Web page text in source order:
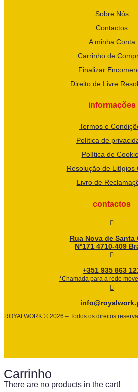
Sobre Nós
Contactos
A minha Conta
Carrinho de
Finalizar
Direito de Livre
informações
Termos e
Política de
Política de
Resolução de Litígios
Livro de
contactos
Rua Nova de Santa
Nº171 4710-409
+351 935 863
*Chamada para a rede
ROYALWORK © 2026 – Todos os direitos
Carrinho
There are no products in the cart!